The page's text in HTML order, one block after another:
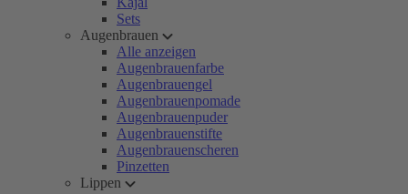
Sets
Augenbrauen
Alle anzeigen
Augenbrauenfarbe
Augenbrauengel
Augenbrauenpomade
Augenbrauenpuder
Augenbrauenstifte
Augenbrauenscheren
Pinzetten
Lippen